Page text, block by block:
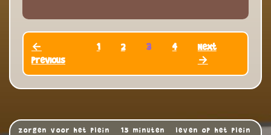
←
Previous
1 2 3 4
Next
→
zorgen voor het plein 15 minuten leven op het plein